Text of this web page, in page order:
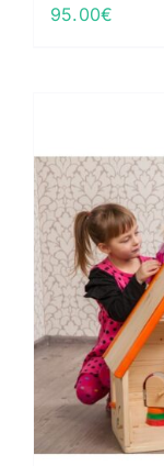
95.00€